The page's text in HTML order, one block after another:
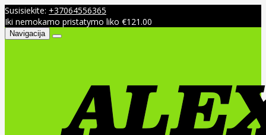
Susisiekite: +37064556365
Iki nemokamo pristatymo liko €121.00
Navigacija